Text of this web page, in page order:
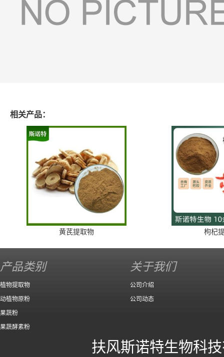
相关产品：
黄芪提取物 枸杞
产品类别
植物提取物
动植物原粉
果蔬粉
果蔬酵素粉
关于我们
公司介绍
公司动态
扶风斯诺特生物科